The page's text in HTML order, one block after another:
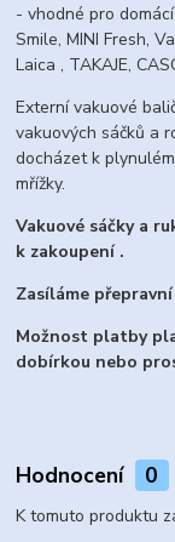
- vhodné pro
Smile, MINI Fresh,
Laica , TAKAJE,
Externí vakuové
vakuových sáčků a
docházet k
mřížky.
Vakuové sáčky a
k zakoupení .
Zasíláme
Možnost platby
dobírkou nebo
Hodnocení 0
K tomuto produktu